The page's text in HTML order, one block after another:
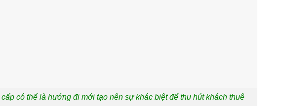
có thể là hướng đi mới tạo nên sự khác biệt để thu hút khách thuê